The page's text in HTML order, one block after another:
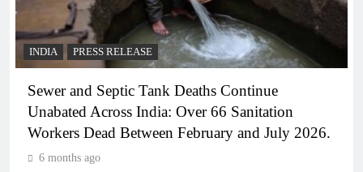
INDIA PRESS RELEASE
Sewer and Septic Tank Deaths Continue
Unabated Across India: Over 66 Sanitation
Workers Dead Between February and July 2026.
6 months ago